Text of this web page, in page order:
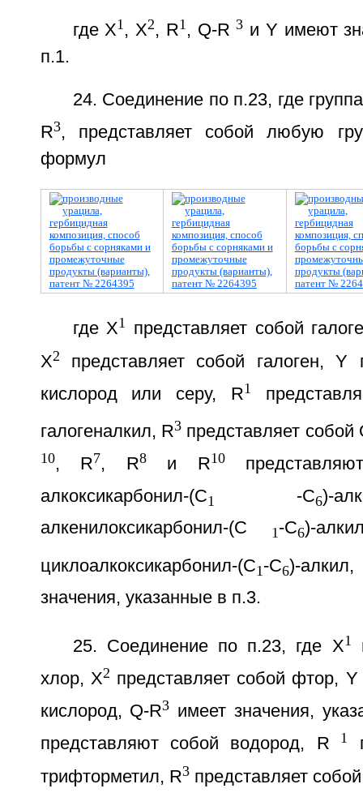
где Х1, Х2, R1, Q-R 3и Y имеют
п.1.
24. Соединение по п.23, где
R3, представляет собой любую
формул
где Х1 представляет собой
Х2
представляет собой галоген, Y
кислород или серу, R1
галогеналкил, R3представляет собой
10, R7, R8и R10
алкоксикарбонил-(С1 -С6)-
алкенилоксикарбонил-(С
1-С6)-
циклоалкоксикарбонил-(С1 -С6)-
значения, указанные в п.3.
25. Соединение по п.23, где Х1
хлор, Х2 представляет собой фтор,
кислород, Q-R3 имеет значения,
представляют собой водород, R 1
трифторметил, R3представляет